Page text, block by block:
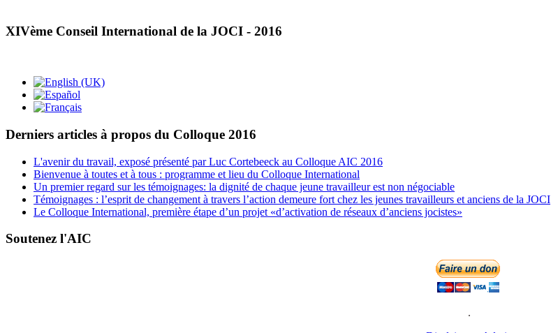
XIVème Conseil International de la JOCI - 2016
Derniers articles à propos du Colloque 2016
L'avenir du travail, exposé présenté par Luc Cortebeeck au Colloque AIC 2016
Bienvenue à toutes et à tous : programme et lieu du Colloque International
Un premier regard sur les témoignages: la dignité de chaque jeune travailleur est non négociable
Témoignages : l’esprit de changement à travers l’action demeure fort chez les jeunes travailleurs et anciens de la JOCI
Le Colloque International, première étape d’un projet «d’activation de réseaux d’anciens jocistes»
Soutenez l'AIC